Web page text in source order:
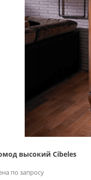
высокий Cibeles
по запросу